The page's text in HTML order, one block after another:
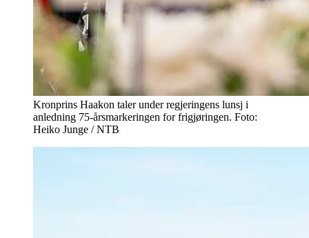
Kronprins Haakon taler under regjeringens lunsj i
anledning 75-årsmarkeringen for frigjøringen. Foto:
Heiko Junge / NTB